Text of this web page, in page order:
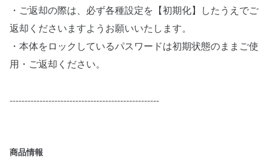
・ご返却の際は、必ず各種設定を【初期化】したうえでご
返却くださいますようお願いいたします。
・本体をロックしているパスワードは初期状態のままご使
用・ご返却ください。
--------------------------------------------------
商品情報